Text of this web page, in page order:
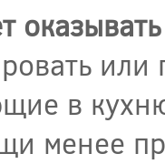
в
менее